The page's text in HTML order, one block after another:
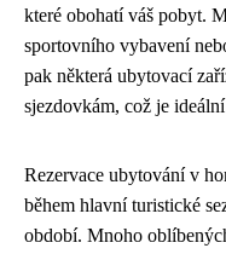
které obohatí váš pobyt.
sportovního vybavení
pak některá ubytovací
sjezdovkám, což je
Rezervace ubytování v
během hlavní turistické
období. Mnoho